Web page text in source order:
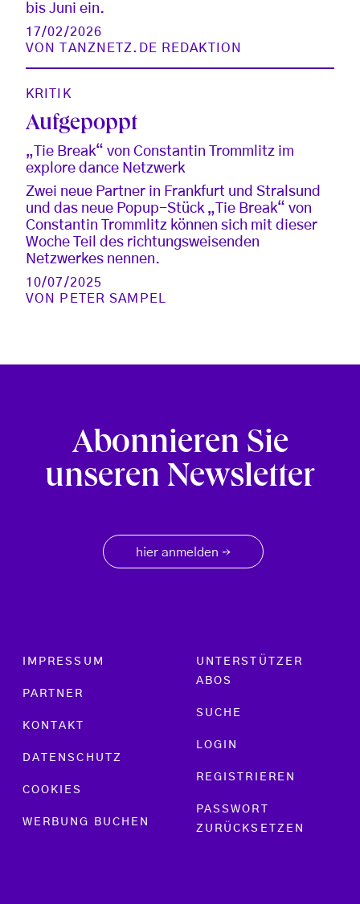
bis Juni ein.
17/02/2026
VON
TANZNETZ.DE REDAKTION
KRITIK
Aufgepoppt
„Tie Break“ von Constantin Trommlitz im
explore dance Netzwerk
Zwei neue Partner in Frankfurt und Stralsund
und das neue Popup-Stück „Tie Break“ von
Constantin Trommlitz können sich mit dieser
Woche Teil des richtungsweisenden
Netzwerkes nennen.
10/07/2025
VON
PETER SAMPEL
Abonnieren Sie
unseren Newsletter
hier anmelden →
Footer menu
IMPRESSUM
PARTNER
KONTAKT
DATENSCHUTZ
COOKIES
WERBUNG BUCHEN
UNTERSTÜTZER
ABOS
SUCHE
LOGIN
REGISTRIEREN
PASSWORT
ZURÜCKSETZEN